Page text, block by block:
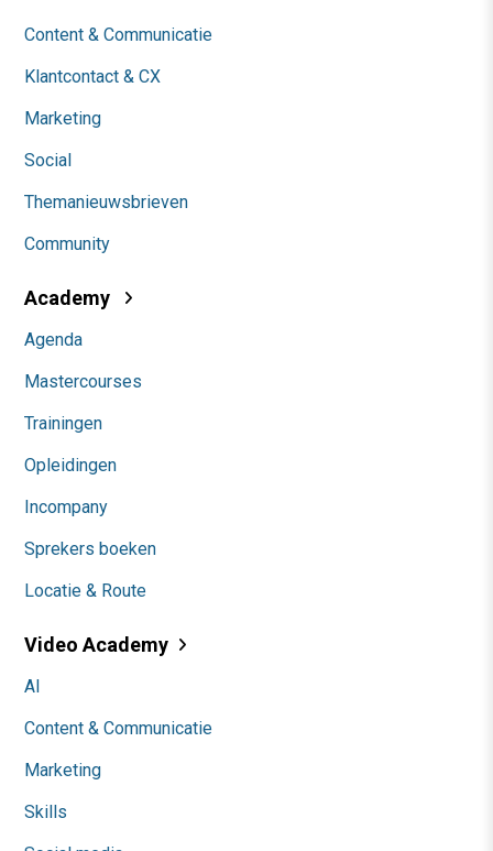
Content & Communicatie
Klantcontact & CX
Marketing
Social
Themanieuwsbrieven
Community
Academy
Agenda
Mastercourses
Trainingen
Opleidingen
Incompany
Sprekers boeken
Locatie & Route
Video Academy
AI
Content & Communicatie
Marketing
Skills